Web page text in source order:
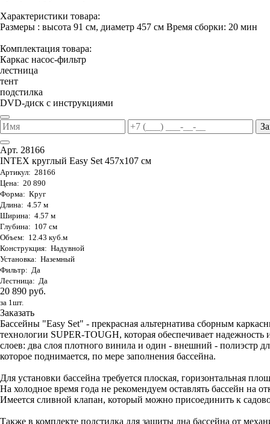
Характеристики товара:
Размеры : высота 91 см, диаметр 457 см Время сборки: 20 мин
Комплектация товара:
Каркас насос-фильтр
лестница
тент
подстилка
DVD-диск с инструкциями
Арт. 28166
INTEX круглый Easy Set 457х107 см
Артикул: 28166
Цена: 20 890
Форма: Круг
Длина: 4.57 м
Ширина: 4.57 м
Глубина: 107 см
Объем: 12.43 куб.м
Конструкция: Надувной
Установка: Наземный
Фильтр: Да
Лестница: Да
20 890 руб.
за 1шт.
Заказать
Бассейны "Easy Set" - прекрасная альтернатива сборным
технологии SUPER-TOUGH, которая обеспечивает
слоев: два слоя плотного винила и один - внешний - полиэстр
которое поднимается, по мере заполнения бассейна.
Для установки бассейна требуется плоская, горизонтальная
На холодное время года не рекомендуем оставлять бассейн на
Имеется сливной клапан, который можно присоединить к
Также в комплекте подстилка для защиты дна бассейна от